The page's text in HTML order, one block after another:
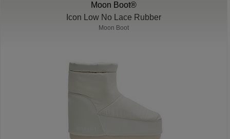
Moon Boot®
Icon Low No Lace Rubber
Moon Boot